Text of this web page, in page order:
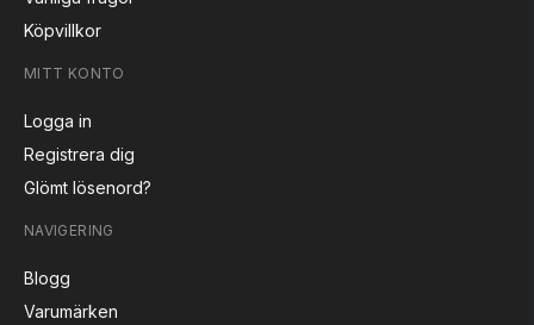
Köpvillkor
MITT KONTO
Logga in
Registrera dig
Glömt lösenord?
NAVIGERING
Blogg
Varumärken